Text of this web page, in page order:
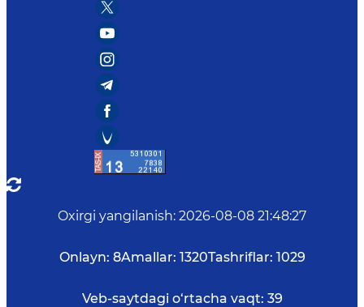
Oxirgi yangilanish: 2026-08-08 21:48:27
Onlayn: 8Amallar: 1320Tashriflar: 1029
Veb-saytdagi o‘rtacha vaqt: 39